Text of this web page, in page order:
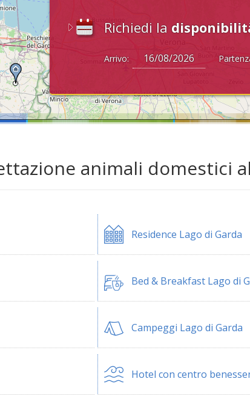
Richiedi la
Arrivo:
animali domestici
Residence Lago di Garda
Bed & Breakfast Lago di
Campeggi Lago di Garda
Hotel con centro